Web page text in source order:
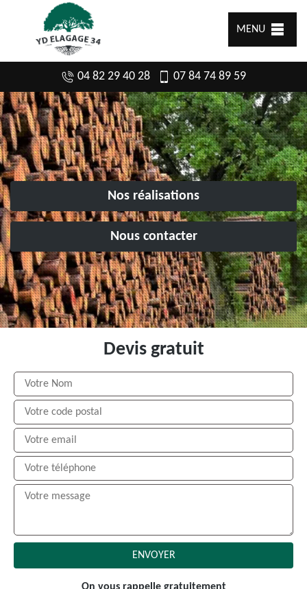
MENU
04 82 29 40 28 07 84 74 89 59
Nos réalisations
Nous contacter
Devis gratuit